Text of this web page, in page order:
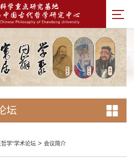
坛
哲学”学术论坛 > 会议简介